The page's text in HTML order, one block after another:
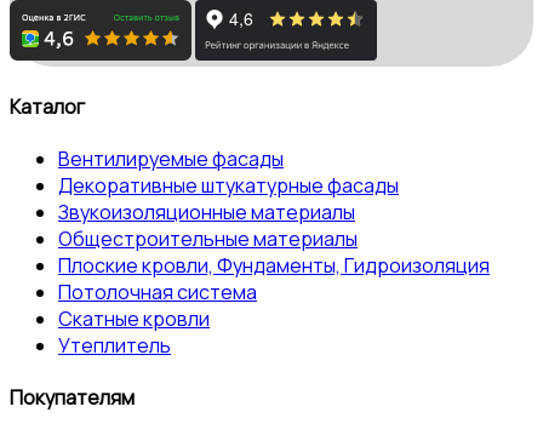
Каталог
Вентилируемые фасады
Декоративные штукатурные фасады
Звукоизоляционные материалы
Общестроительные материалы
Плоские кровли, Фундаменты, Гидроизоляция
Потолочная система
Скатные кровли
Утеплитель
Покупателям